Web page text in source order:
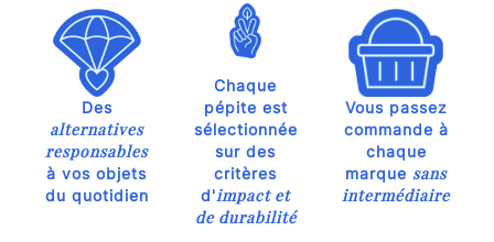
Des
alternatives
responsables
à vos objets
du quotidien
Chaque
pépite est
sélectionnée
sur des
critères
d'impact et
de durabilité
Vous passez
commande à
chaque
marque sans
intermédiaire